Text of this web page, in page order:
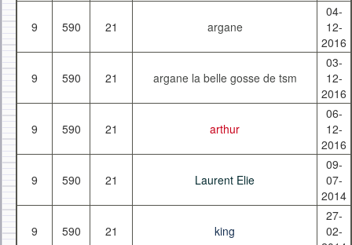
9 590 21 argane
04-
12-
2016
9 590 21 argane la belle gosse de tsm
03-
12-
2016
9 590 21 arthur
06-
12-
2016
9 590 21 Laurent Elie
09-
07-
2014
9 590 21 king
27-
02-